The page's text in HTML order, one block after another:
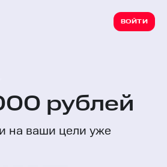
ВОЙТИ
рублей
на ваши цели уже